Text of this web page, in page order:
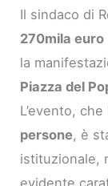
Il sindaco di
270mila euro
la
Piazza del
L’evento,
persone, è
istituzionale,